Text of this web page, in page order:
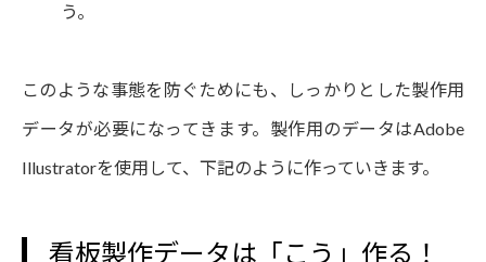
う。
このような事態を防ぐためにも、しっかりとした製作用
データが必要になってきます。製作用のデータはAdobe
Illustratorを使用して、下記のように作っていきます。
看板製作データは「こう」作る！